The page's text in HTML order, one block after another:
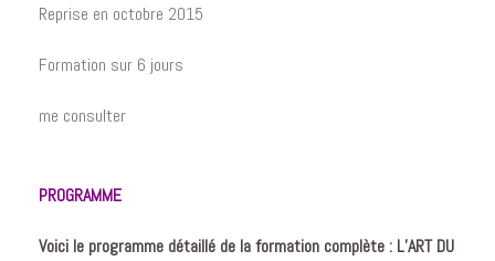
Reprise en octobre 2015
Formation sur 6 jours
me consulter
PROGRAMME
Voici le programme détaillé de la formation complète : L’ART DU